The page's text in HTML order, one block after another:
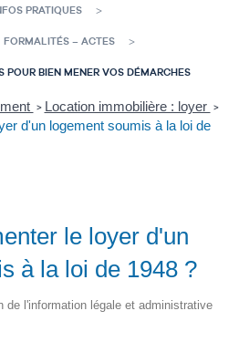
PRATIQUES
FORMALITÉS – ACTES
POUR BIEN MENER VOS DÉMARCHES
> Location immobilière : loyer >
d'un logement soumis à la loi de
le loyer d'un
à la loi de 1948 ?
de l'information légale et administrative